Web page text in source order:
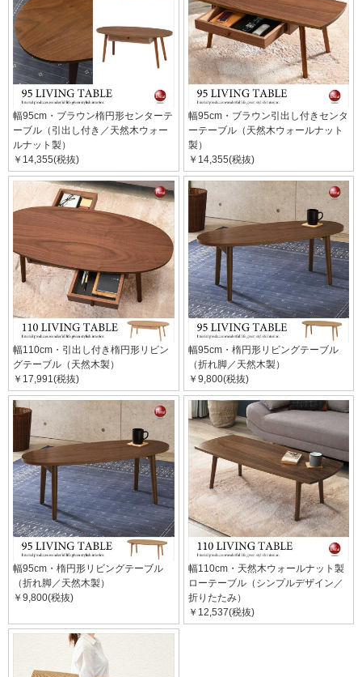
幅95cm・ブラウン楕円形センターテ
ーブル（引出し付き／天然木ウォー
ルナット製）
￥14,355(税抜)
幅95cm・ブラウン引出し付きセンタ
ーテーブル（天然木ウォールナット
製）
￥14,355(税抜)
幅110cm・引出し付き楕円形リビン
グテーブル（天然木製）
￥17,991(税抜)
幅95cm・楕円形リビングテーブル
（折れ脚／天然木製）
￥9,800(税抜)
幅95cm・楕円形リビングテーブル
（折れ脚／天然木製）
￥9,800(税抜)
幅110cm・天然木ウォールナット製
ローテーブル（シンプルデザイン／
折りたたみ）
￥12,537(税抜)